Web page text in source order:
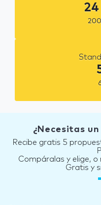
24
¿Necesitas
Recibe gratis 5
Compáralas y elige, o
Gratis y